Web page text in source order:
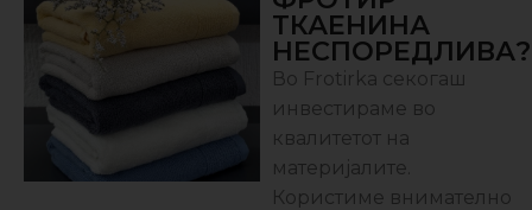
ТКАЕНИНА
НЕСПОРЕДЛИВА?
Во Frotirka секогаш
инвестираме во
квалитетот на
материјалите.
Користиме внимателно